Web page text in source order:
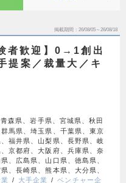
掲載期間 26/08/05～26/08/18
者歓迎】0→1創出
提案／裁量大／キ
森県、岩手県、宮城県、秋田
馬県、埼玉県、千葉県、東京
福井県、山梨県、長野県、岐
京都府、大阪府、兵庫県、奈
、広島県、山口県、徳島県、
、長崎県、熊本県、大分県、
業 大手企業 ベンチャー企